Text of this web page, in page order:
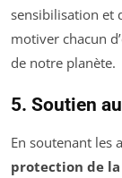
sensibilisation et
motiver chacun
de notre planète.
5. Soutien
En soutenant les
protection de